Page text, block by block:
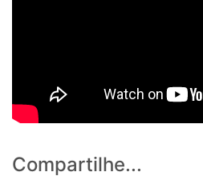
Compartilhe...